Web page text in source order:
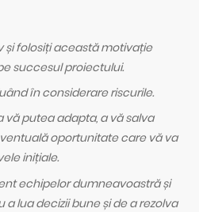
și folosiți această motivație
succesul proiectului.
în considerare riscurile.
vă putea adapta, a vă salva
oportunitate care vă va
inițiale.
echipelor dumneavoastră și
lua decizii bune și de a rezolva